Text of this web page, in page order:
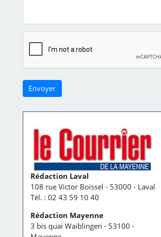
Rédaction Laval
108 rue Victor Boissel - 53000 - Laval
Tél. : 02 43 59 10 40
Rédaction Mayenne
3 bis quai Waiblingen - 53100 -